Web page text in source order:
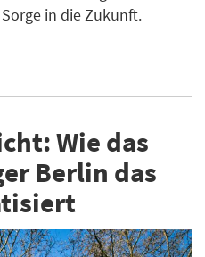
in die Zukunft.
Wie das
Berlin das